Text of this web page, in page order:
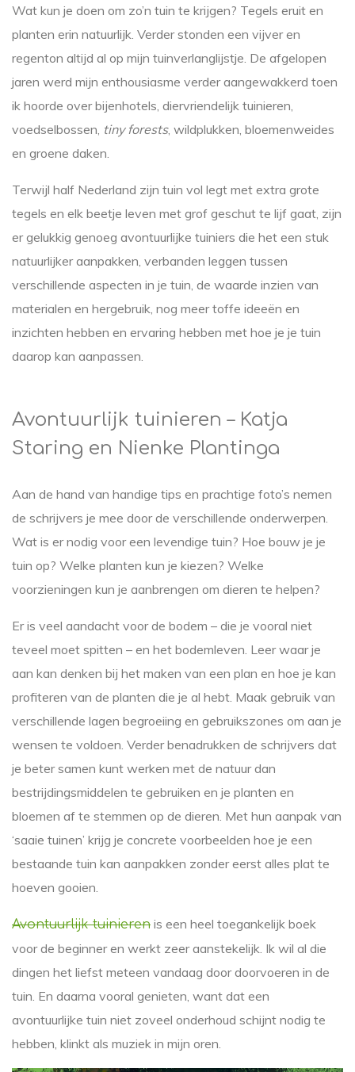
Wat kun je doen om zo’n tuin te krijgen? Tegels eruit en
planten erin natuurlijk. Verder stonden een vijver en
regenton altijd al op mijn tuinverlanglijstje. De afgelopen
jaren werd mijn enthousiasme verder aangewakkerd toen
ik hoorde over bijenhotels, diervriendelijk tuinieren,
voedselbossen, tiny forests, wildplukken, bloemenweides
en groene daken.
Terwijl half Nederland zijn tuin vol legt met extra grote
tegels en elk beetje leven met grof geschut te lijf gaat, zijn
er gelukkig genoeg avontuurlijke tuiniers die het een stuk
natuurlijker aanpakken, verbanden leggen tussen
verschillende aspecten in je tuin, de waarde inzien van
materialen en hergebruik, nog meer toffe ideeën en
inzichten hebben en ervaring hebben met hoe je je tuin
daarop kan aanpassen.
Avontuurlijk tuinieren – Katja
Staring en Nienke Plantinga
Aan de hand van handige tips en prachtige foto’s nemen
de schrijvers je mee door de verschillende onderwerpen.
Wat is er nodig voor een levendige tuin? Hoe bouw je je
tuin op? Welke planten kun je kiezen? Welke
voorzieningen kun je aanbrengen om dieren te helpen?
Er is veel aandacht voor de bodem – die je vooral niet
teveel moet spitten – en het bodemleven. Leer waar je
aan kan denken bij het maken van een plan en hoe je kan
profiteren van de planten die je al hebt. Maak gebruik van
verschillende lagen begroeiing en gebruikszones om aan je
wensen te voldoen. Verder benadrukken de schrijvers dat
je beter samen kunt werken met de natuur dan
bestrijdingsmiddelen te gebruiken en je planten en
bloemen af te stemmen op de dieren. Met hun aanpak van
‘saaie tuinen’ krijg je concrete voorbeelden hoe je een
bestaande tuin kan aanpakken zonder eerst alles plat te
hoeven gooien.
Avontuurlijk tuinieren is een heel toegankelijk boek
voor de beginner en werkt zeer aanstekelijk. Ik wil al die
dingen het liefst meteen vandaag door doorvoeren in de
tuin. En daarna vooral genieten, want dat een
avontuurlijke tuin niet zoveel onderhoud schijnt nodig te
hebben, klinkt als muziek in mijn oren.